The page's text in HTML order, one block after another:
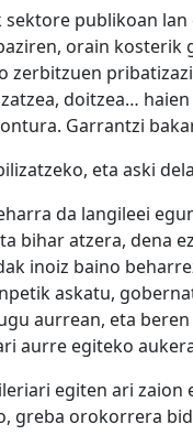
publikoan
orain kosterik
zerbitzuen
doitzea…
Garrantzi
eta aski
da langileei
bihar atzera, dena
inoiz baino
askatu,
aurrean, eta
aurre egiteko
egiten ari
greba orokorrera